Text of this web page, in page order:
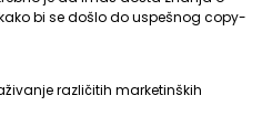
bi se došlo do uspešnog copy-
različitih marketinških